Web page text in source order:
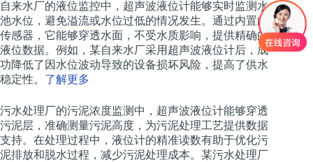
自来水厂的液位监控中，超声波液位计能够实时监测水
池水位，避免溢流或水位过低的情况发生。通过内置的
传感器，它能够穿透水面，不受水质影响，提供精确的
液位数据。例如，某自来水厂采用超声波液位计后，成
功降低了因水位波动导致的设备损坏风险，提高了供水
稳定性。 了解更多
污水处理厂的污泥浓度监测中，超声波液位计能够穿透
污泥层，准确测量污泥高度，为污泥处理工艺提供数据
支持。在处理过程中，液位计的精准读数有助于优化污
泥排放和脱水过程，减少污泥处理成本。某污水处理厂